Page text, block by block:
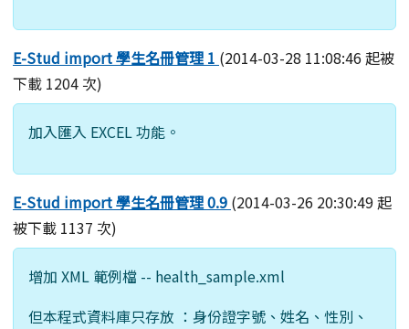
E-Stud import 學生名冊管理 1 (2014-03-28 11:08:46 起被
下載 1204 次)
加入匯入 EXCEL 功能。
E-Stud import 學生名冊管理 0.9 (2014-03-26 20:30:49 起
被下載 1137 次)
增加 XML 範例檔 -- health_sample.xml
但本程式資料庫只存放 ：身份證字號、姓名、性別、